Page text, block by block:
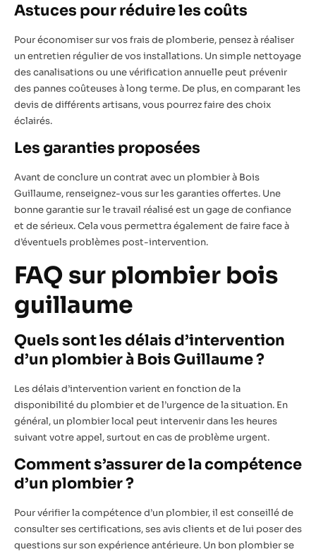
Astuces pour réduire les coûts
Pour économiser sur vos frais de plomberie, pensez à réaliser
un entretien régulier de vos installations. Un simple nettoyage
des canalisations ou une vérification annuelle peut prévenir
des pannes coûteuses à long terme. De plus, en comparant les
devis de différents artisans, vous pourrez faire des choix
éclairés.
Les garanties proposées
Avant de conclure un contrat avec un plombier à Bois
Guillaume, renseignez-vous sur les garanties offertes. Une
bonne garantie sur le travail réalisé est un gage de confiance
et de sérieux. Cela vous permettra également de faire face à
d’éventuels problèmes post-intervention.
FAQ sur plombier bois
guillaume
Quels sont les délais d’intervention
d’un plombier à Bois Guillaume ?
Les délais d’intervention varient en fonction de la
disponibilité du plombier et de l’urgence de la situation. En
général, un plombier local peut intervenir dans les heures
suivant votre appel, surtout en cas de problème urgent.
Comment s’assurer de la compétence
d’un plombier ?
Pour vérifier la compétence d’un plombier, il est conseillé de
consulter ses certifications, ses avis clients et de lui poser des
questions sur son expérience antérieure. Un bon plombier se